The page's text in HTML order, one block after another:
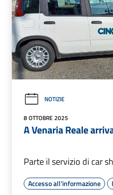
NOTIZIE
8 OTTOBRE 2025
A Venaria Reale
Parte il servizio di car
Accesso all'informazione